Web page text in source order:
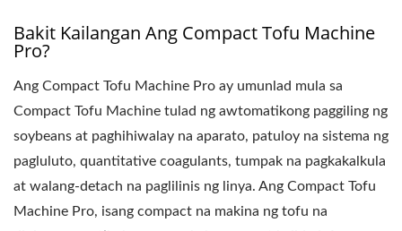
TOFU, PRESYO NG
LINYA NG
PRODUKSYON NG
TOFU, TOFUMAKER,
AWTOMATIKONG
MAKINA NG TOFU,
Bakit Kailangan Ang Compact Tofu Machine
Pro?
Ang Compact Tofu Machine Pro ay umunlad mula sa
Compact Tofu Machine tulad ng awtomatikong paggiling ng
soybeans at paghihiwalay na aparato, patuloy na sistema ng
pagluluto, quantitative coagulants, tumpak na pagkakalkula
at walang-detach na paglilinis ng linya. Ang Compact Tofu
Machine Pro, isang compact na makina ng tofu na